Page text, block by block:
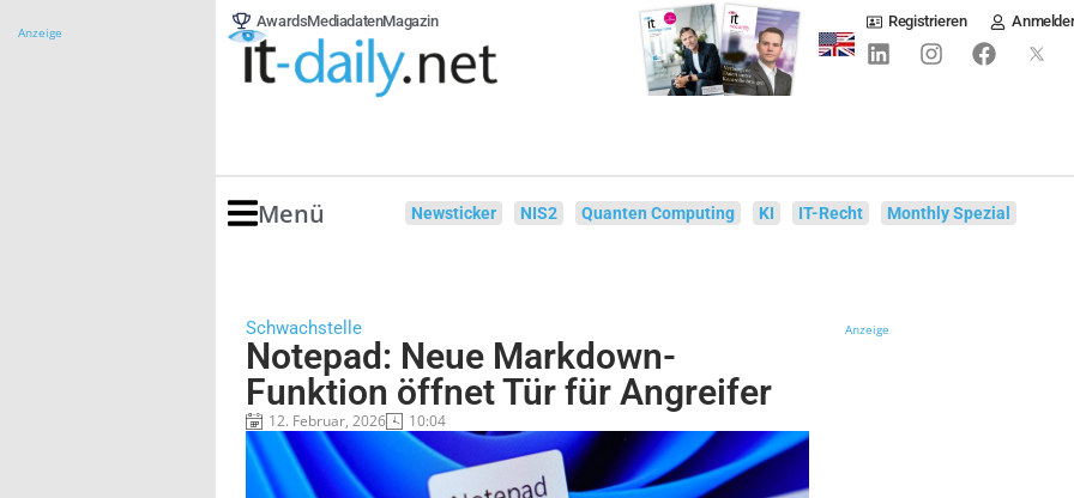
Anzeige
AwardsMediadatenMagazin Registrieren
Menü Newsticker NIS2 Quanten Computing KI IT-Recht Monthly Spezial
Schwachstelle
Notepad: Neue Markdown-
Funktion öffnet Tür für Angreifer
12. Februar, 2026 10:04
Anzeige